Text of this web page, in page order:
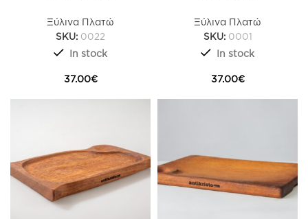
Ξύλινα Πλατώ
SKU: 0022
In stock
37.00€
Ξύλινα Πλατώ
SKU: 0001
In stock
37.00€